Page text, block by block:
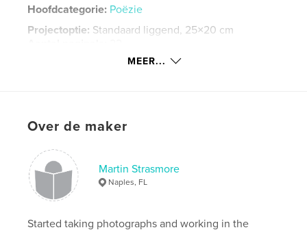
Hoofdcategorie: Poëzie
Projectoptie: Standaard liggend, 25×20 cm
mar 26, 2014
Poetry , ice and water
MEER...
Over de maker
Martin Strasmore
Naples, FL
Started taking photographs and working in the